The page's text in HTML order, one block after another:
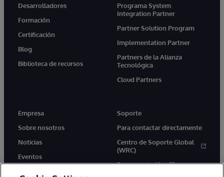
Desarrolladores
Formación
Certificación
Blog
Biblioteca de recursos
Programa System
Integration Partner
Partner Solution Program
Implementation Partner
Partners de la Alianza
Tecnológica
Cloud Partners
Empresa
Sobre nosotros
Noticias
Eventos
Soporte
Para contactar directamente
Centro de Soporte Global
(WRC)
Documentación